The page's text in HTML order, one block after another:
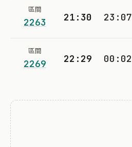
區間
2263 21:30 23:07
區間
2269 22:29 00:02